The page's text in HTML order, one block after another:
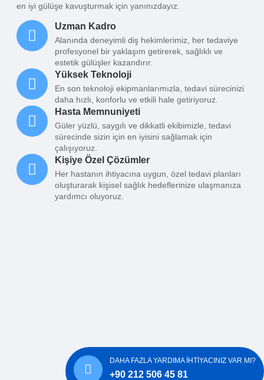
en iyi gülüşe kavuşturmak için yanınızdayız.
Uzman Kadro
Alanında deneyimli diş hekimlerimiz, her tedaviye
profesyonel bir yaklaşım getirerek, sağlıklı ve
estetik gülüşler kazandırır.
Yüksek Teknoloji
En son teknoloji ekipmanlarımızla, tedavi sürecinizi
daha hızlı, konforlu ve etkili hale getiriyoruz.
Hasta Memnuniyeti
Güler yüzlü, saygılı ve dikkatli ekibimizle, tedavi
sürecinde sizin için en iyisini sağlamak için
çalışıyoruz.
Kişiye Özel Çözümler
Her hastanın ihtiyacına uygun, özel tedavi planları
oluşturarak kişisel sağlık hedeflerinize ulaşmanıza
yardımcı oluyoruz.
DAHA FAZLA YARDIMA IHTIYACINIZ VAR MI?
+90 212 506 45 81